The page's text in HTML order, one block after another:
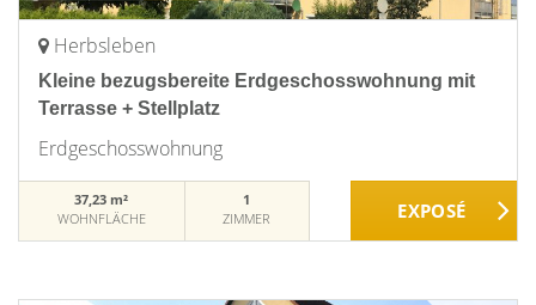
Herbsleben
Kleine bezugsbereite Erdgeschosswohnung mit
Terrasse + Stellplatz
Erdgeschosswohnung
37,23 m²
WOHNFLÄCHE
1
ZIMMER